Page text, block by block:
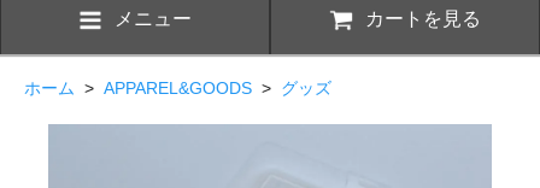
メニュー カートを見る
ホーム > APPAREL&GOODS > グッズ